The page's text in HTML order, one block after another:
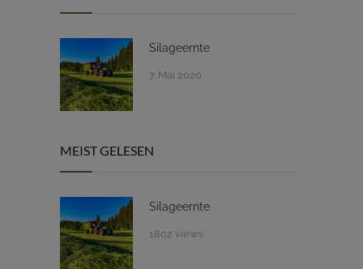
Silageernte
7. Mai 2020
MEIST GELESEN
Silageernte
1802 views